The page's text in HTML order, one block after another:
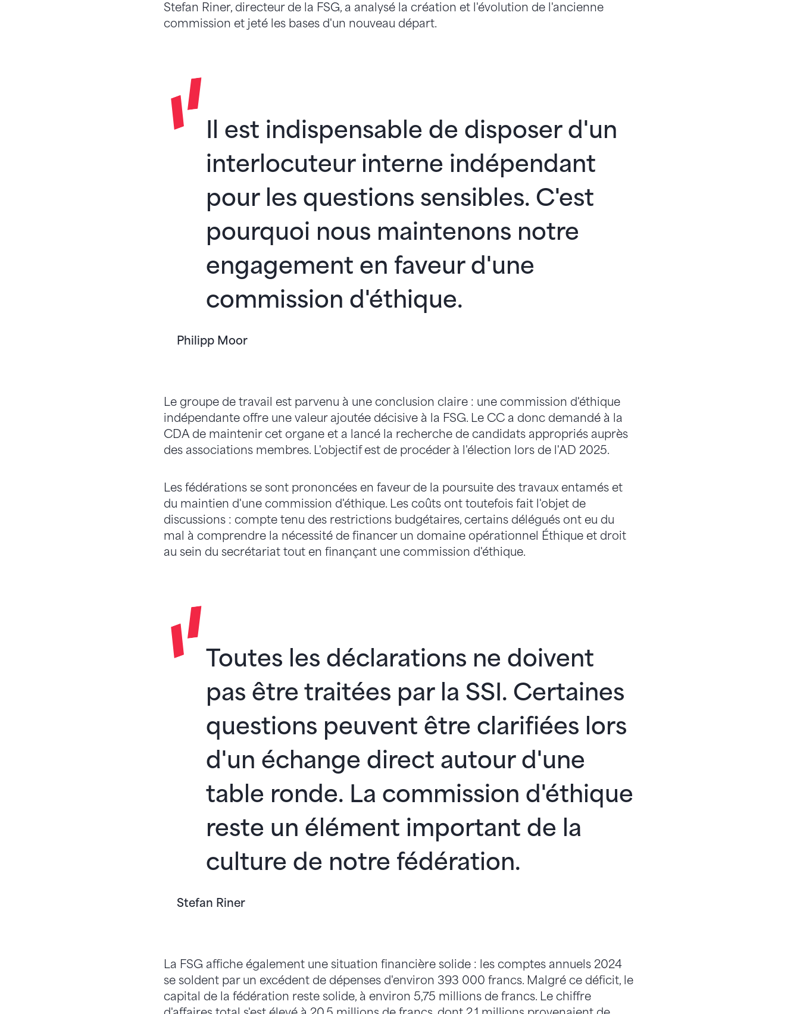
Stefan Riner, directeur de la FSG, a analysé la création et l'évolution de l'ancienne
commission et jeté les bases d'un nouveau départ.
Philipp Moor
Il est indispensable de disposer d'un
interlocuteur interne indépendant
pour les questions sensibles. C'est
pourquoi nous maintenons notre
engagement en faveur d'une
commission d'éthique.
Le groupe de travail est parvenu à une conclusion claire : une commission d'éthique
indépendante offre une valeur ajoutée décisive à la FSG. Le CC a donc demandé à la
CDA de maintenir cet organe et a lancé la recherche de candidats appropriés auprès
des associations membres. L'objectif est de procéder à l'élection lors de l'AD 2025.
Les fédérations se sont prononcées en faveur de la poursuite des travaux entamés et
du maintien d'une commission d'éthique. Les coûts ont toutefois fait l'objet de
discussions : compte tenu des restrictions budgétaires, certains délégués ont eu du
mal à comprendre la nécessité de financer un domaine opérationnel Éthique et droit
au sein du secrétariat tout en finançant une commission d'éthique.
Stefan Riner
Toutes les déclarations ne doivent
pas être traitées par la SSI. Certaines
questions peuvent être clarifiées lors
d'un échange direct autour d'une
table ronde. La commission d'éthique
reste un élément important de la
culture de notre fédération.
La FSG affiche également une situation financière solide : les comptes annuels 2024
se soldent par un excédent de dépenses d'environ 393 000 francs. Malgré ce déficit, le
capital de la fédération reste solide, à environ 5,75 millions de francs. Le chiffre